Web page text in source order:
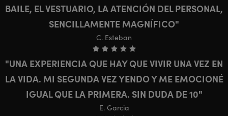
BAILE, EL VESTUARIO, LA ATENCIÓN DEL PERSONAL,
SENCILLAMENTE MAGNÍFICO
C. Esteban
UNA EXPERIENCIA QUE HAY QUE VIVIR UNA VEZ EN
LA VIDA. MI SEGUNDA VEZ YENDO Y ME EMOCIONÉ
IGUAL QUE LA PRIMERA. SIN DUDA DE 10
E. Garcia